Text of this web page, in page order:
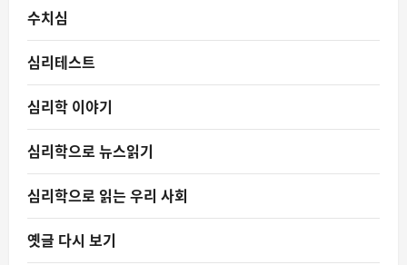
수치심
심리테스트
심리학 이야기
심리학으로 뉴스읽기
심리학으로 읽는 우리 사회
옛글 다시 보기